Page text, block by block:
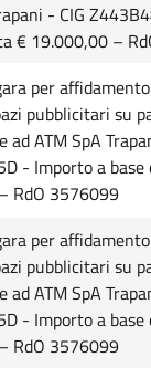
- CIG
€ 19.000,00 –
per
pubblicitari su
ad ATM SpA
- Importo a base
RdO 3576099
per
pubblicitari su
ad ATM SpA
- Importo a base
RdO 3576099